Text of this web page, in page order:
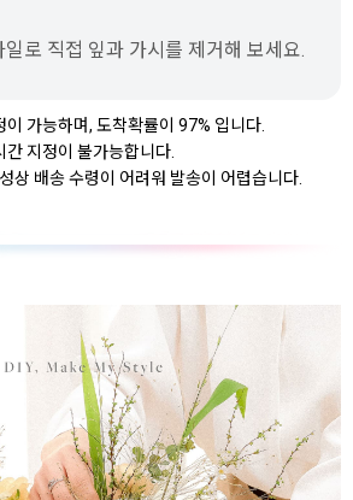
일로 직접 잎과 가시를 제거해 보세요.
이 가능하며, 도착확률이 97% 입니다.
간 지정이 불가능합니다.
상 배송 수령이 어려워 발송이 어렵습니다.